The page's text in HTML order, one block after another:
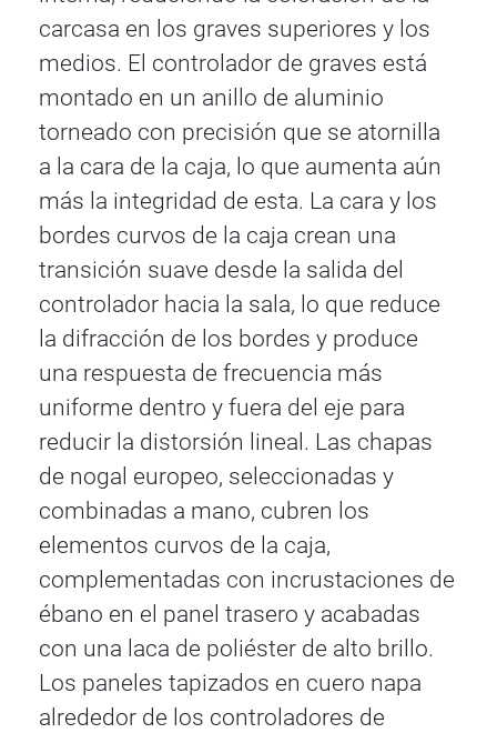
carcasa en los graves superiores y los
medios. El controlador de graves está
montado en un anillo de aluminio
torneado con precisión que se atornilla
a la cara de la caja, lo que aumenta aún
más la integridad de esta. La cara y los
bordes curvos de la caja crean una
transición suave desde la salida del
controlador hacia la sala, lo que reduce
la difracción de los bordes y produce
una respuesta de frecuencia más
uniforme dentro y fuera del eje para
reducir la distorsión lineal. Las chapas
de nogal europeo, seleccionadas y
combinadas a mano, cubren los
elementos curvos de la caja,
complementadas con incrustaciones de
ébano en el panel trasero y acabadas
con una laca de poliéster de alto brillo.
Los paneles tapizados en cuero napa
alrededor de los controladores de